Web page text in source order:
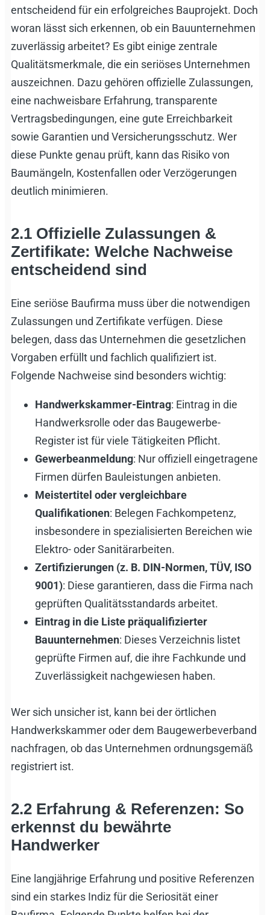
entscheidend für ein erfolgreiches Bauprojekt. Doch
woran lässt sich erkennen, ob ein Bauunternehmen
zuverlässig arbeitet? Es gibt einige zentrale
Qualitätsmerkmale, die ein seriöses Unternehmen
auszeichnen. Dazu gehören offizielle Zulassungen,
eine nachweisbare Erfahrung, transparente
Vertragsbedingungen, eine gute Erreichbarkeit
sowie Garantien und Versicherungsschutz. Wer
diese Punkte genau prüft, kann das Risiko von
Baumängeln, Kostenfallen oder Verzögerungen
deutlich minimieren.
2.1 Offizielle Zulassungen &
Zertifikate: Welche Nachweise
entscheidend sind
Eine seriöse Baufirma muss über die notwendigen
Zulassungen und Zertifikate verfügen. Diese
belegen, dass das Unternehmen die gesetzlichen
Vorgaben erfüllt und fachlich qualifiziert ist.
Folgende Nachweise sind besonders wichtig:
Handwerkskammer-Eintrag: Eintrag in die
Handwerksrolle oder das Baugewerbe-
Register ist für viele Tätigkeiten Pflicht.
Gewerbeanmeldung: Nur offiziell eingetragene
Firmen dürfen Bauleistungen anbieten.
Meistertitel oder vergleichbare
Qualifikationen: Belegen Fachkompetenz,
insbesondere in spezialisierten Bereichen wie
Elektro- oder Sanitärarbeiten.
Zertifizierungen (z. B. DIN-Normen, TÜV, ISO
9001): Diese garantieren, dass die Firma nach
geprüften Qualitätsstandards arbeitet.
Eintrag in die Liste präqualifizierter
Bauunternehmen: Dieses Verzeichnis listet
geprüfte Firmen auf, die ihre Fachkunde und
Zuverlässigkeit nachgewiesen haben.
Wer sich unsicher ist, kann bei der örtlichen
Handwerkskammer oder dem Baugewerbeverband
nachfragen, ob das Unternehmen ordnungsgemäß
registriert ist.
2.2 Erfahrung & Referenzen: So
erkennst du bewährte
Handwerker
Eine langjährige Erfahrung und positive Referenzen
sind ein starkes Indiz für die Seriosität einer